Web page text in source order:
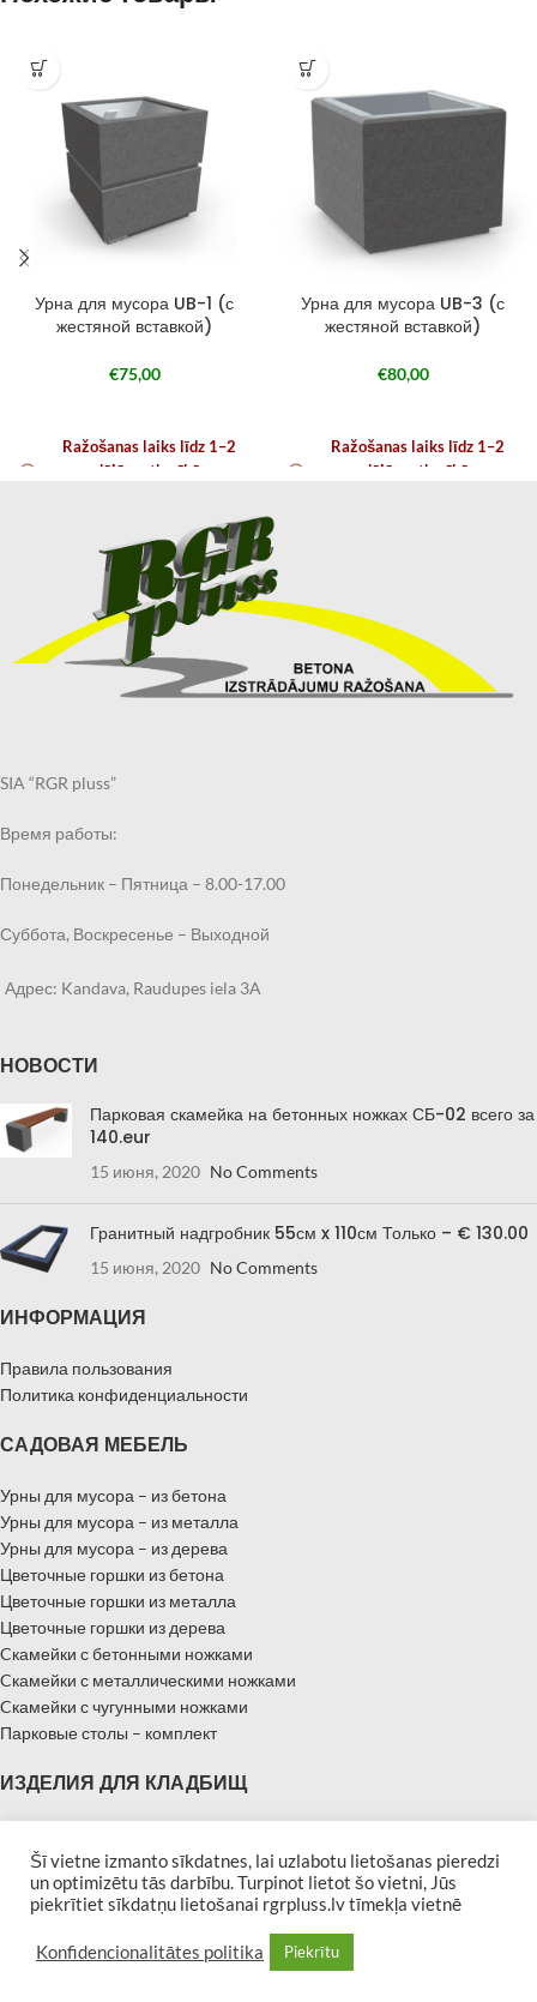
Урна для мусора UB-1 (с
жестяной вставкой)
€75,00
Ražošanas laiks līdz 1–2
nedēļām atkarībā no
Урна для мусора UB-3 (с
жестяной вставкой)
€80,00
Ražošanas laiks līdz 1–2
nedēļām atkarībā no
SIA “RGR pluss”
Время работы:
Понедельник – Пятница – 8.00-17.00
Суббота, Воскресенье – Выходной
Адрес: Kandava, Raudupes iela 3A
НОВОСТИ
Парковая скамейка на бетонных ножках СБ-02 всего за
140.eur
15 июня, 2020 No Comments
Гранитный надгробник 55см x 110см Только – € 130.00
15 июня, 2020 No Comments
ИНФОРМАЦИЯ
Правила пользования
Политика конфиденциальности
САДОВАЯ МЕБЕЛЬ
Урны для мусора – из бетона
Урны для мусора – из металла
Урны для мусора – из дерева
Цветочные горшки из бетона
Цветочные горшки из металла
Цветочные горшки из дерева
Cкамейки с бетонными ножками
Cкамейки с металлическими ножками
Cкамейки с чугунными ножками
Парковые столы – комплект
ИЗДЕЛИЯ ДЛЯ КЛАДБИЩ
Памятники – Мемориальные плиты
Бордюры для могил
Скамейки для кладбищ
| Developed by
Šī vietne izmanto sīkdatnes, lai uzlabotu lietošanas pieredzi
un optimizētu tās darbību. Turpinot lietot šo vietni, Jūs
piekrītiet sīkdatņu lietošanai rgrpluss.lv tīmekļa vietnē
Konfidencionalitātes politika Piekrītu